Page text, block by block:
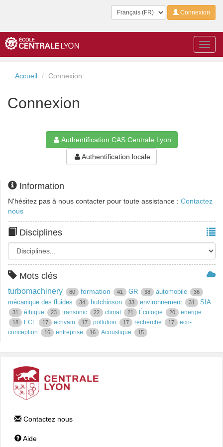
LangueConnexion
Accueil Connexion
Connexion
Authentification CAS Centrale Lyon
Authentification locale
Information
N'hésitez pas à nous contacter pour toute assistance : Contactez
nous
Disciplines
Mots clés
turbomachinery 80 formation 41 GR 38 automobile 36
mécanique des fluides 34 hutchinson 33 environnement 31 SIA
31 éthique 23 transonic 22 climat 21 Écologie 20 energie
18 ECL 17 ecrivain 17 pollution 17 recherche 17
eco-
conception
16 entreprise 16 Acoustique 15
Contactez nous
Aide